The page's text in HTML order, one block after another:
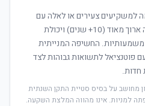
למשקיעים צעירים או לאלה עם
אופק השקעה ארוך מאוד (10+ שנים) ויכולת
משמעותיות. החשיפה המנייתית
פוטנציאל לתשואות גבוהות לצד
חדות.
מחושב על בסיס סטיית התקן השנתית
למניות. אינו מהווה המלצת השקעה.